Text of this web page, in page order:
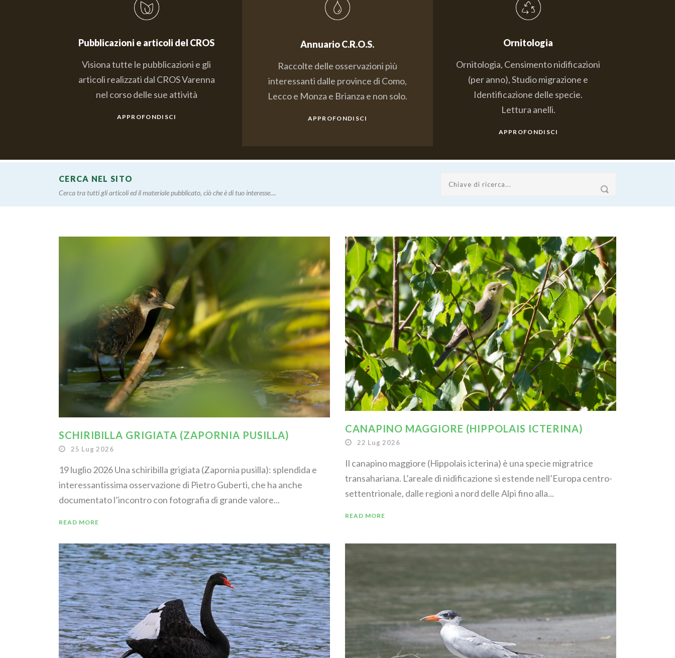
Pubblicazioni e articoli del CROS
Visiona tutte le pubblicazioni e gli
articoli realizzati dal CROS Varenna
nel corso delle sue attività
APPROFONDISCI
Annuario C.R.O.S.
Raccolte delle osservazioni più
interessanti dalle province di Como,
Lecco e Monza e Brianza e non solo.
APPROFONDISCI
Ornitologia
Ornitologia, Censimento nidificazioni
(per anno), Studio migrazione e
Identificazione delle specie.
Lettura anelli.
APPROFONDISCI
CERCA NEL SITO
Cerca tra tutti gli articoli ed il materiale pubblicato, ciò che è di tuo interesse....
SCHIRIBILLA GRIGIATA (ZAPORNIA PUSILLA)
25 Lug 2026
19 luglio 2026 Una schiribilla grigiata (Zapornia pusilla): splendida e
interessantissima osservazione di Pietro Guberti, che ha anche
documentato l’incontro con fotografia di grande valore...
READ MORE
CANAPINO MAGGIORE (HIPPOLAIS ICTERINA)
22 Lug 2026
Il canapino maggiore (Hippolais icterina) è una specie migratrice
transahariana. L’areale di nidificazione si estende nell’Europa centro-
settentrionale, dalle regioni a nord delle Alpi fino alla...
READ MORE